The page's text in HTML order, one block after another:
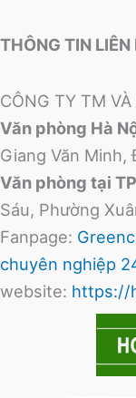
THÔNG TIN LIÊN
CÔNG TY TM
Văn phòng Hà
Giang Văn Minh,
Văn phòng tại
Sáu, Phường
Fanpage:
chuyên nghiệp
website: https://